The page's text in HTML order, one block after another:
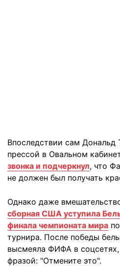
Впоследствии сам Дональд
прессой в Овальном
звонка и подчеркнул, что
не должен был получать
Однако даже
сборная США уступила
финала чемпионата мира
турнира. После победы
высмеяла ФИФА в соцсетях,
фразой: "Отмените это".